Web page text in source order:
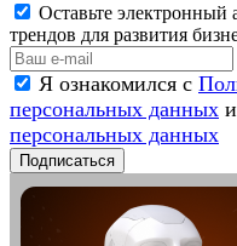
Оставьте электронный
трендов для развития
Я ознакомился с
персональных данных
персональных данных